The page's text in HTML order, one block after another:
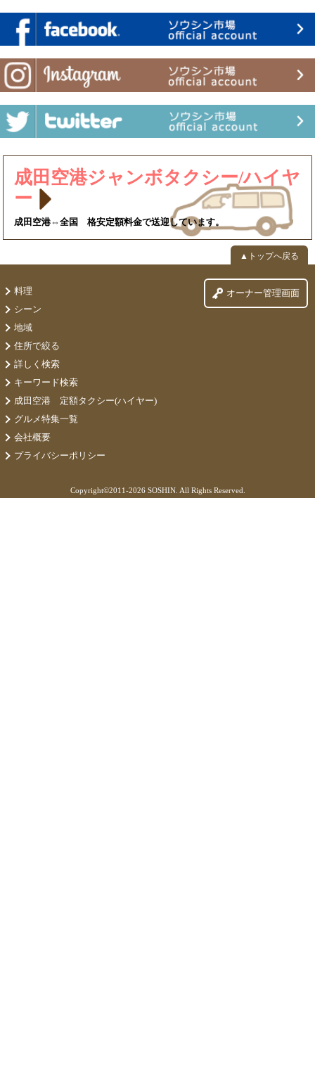
成田空港ジャンボタクシー/ハイヤ
ー
成田空港⇔全国 格安定額料金で送迎しています。
▲トップへ戻る
料理
シーン
地域
住所で絞る
詳しく検索
キーワード検索
成田空港 定額タクシー(ハイヤー)
グルメ特集一覧
会社概要
プライバシーポリシー
オーナー管理画面
Copyright©2011-2026 SOSHIN. All Rights Reserved.